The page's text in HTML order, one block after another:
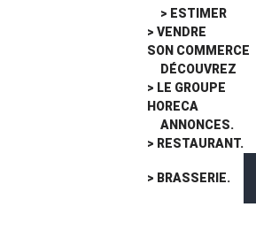
> ESTIMER
> VENDRE
SON COMMERCE
DÉCOUVREZ
> LE GROUPE
HORECA
ANNONCES.
> RESTAURANT.
> BRASSERIE.